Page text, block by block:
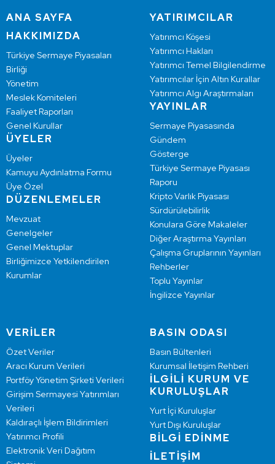
ANA SAYFA
HAKKIMIZDA
Türkiye Sermaye Piyasaları
Birliği
Yönetim
Meslek Komiteleri
Faaliyet Raporları
Genel Kurullar
ÜYELER
Üyeler
Kamuyu Aydınlatma Formu
Üye Özel
DÜZENLEMELER
Mevzuat
Genelgeler
Genel Mektuplar
Birliğimizce Yetkilendirilen
Kurumlar
YATIRIMCILAR
Yatırımcı Köşesi
Yatırımcı Hakları
Yatırımcı Temel Bilgilendirme
Yatırımcılar İçin Altın Kurallar
Yatırımcı Algı Araştırmaları
YAYINLAR
Sermaye Piyasasında
Gündem
Gösterge
Türkiye Sermaye Piyasası
Raporu
Kripto Varlık Piyasası
Sürdürülebilirlik
Konulara Göre Makaleler
Diğer Araştırma Yayınları
Çalışma Gruplarının Yayınları
Rehberler
Toplu Yayınlar
İngilizce Yayınlar
VERİLER
Özet Veriler
Aracı Kurum Verileri
Portföy Yönetim Şirketi Verileri
Girişim Sermayesi Yatırımları
Verileri
Kaldıraçlı İşlem Bildirimleri
Yatırımcı Profili
Elektronik Veri Dağıtım
BASIN ODASI
Basın Bültenleri
Kurumsal İletişim Rehberi
İLGİLİ KURUM VE
KURULUŞLAR
Yurt İçi Kuruluşlar
Yurt Dışı Kuruluşlar
BİLGİ EDİNME
İLETİŞİM